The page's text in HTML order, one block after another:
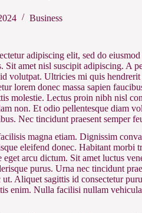
Business
adipiscing elit, sed do
Sit amet nisl suscipit adipiscing. A
volutpat. Ultricies mi quis
lorem donec massa sapien
molestie. Lectus proin nibh nisl
non. Et odio pellentesque diam
Nec tincidunt praesent semper
magna etiam. Dignissim
eleifend donec. Habitant morbi
arcu dictum. Sit amet luctus
purus. Urna nec tincidunt
ut. Aliquet sagittis id consectetur
enim. Nulla facilisi nullam